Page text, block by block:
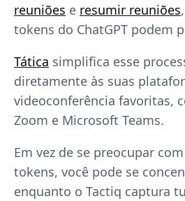
reuniões e resumir reuniões
tokens do ChatGPT podem
Tática simplifica esse
diretamente às suas
videoconferência favoritas,
Zoom e Microsoft Teams.
Em vez de se preocupar
tokens, você pode se
enquanto o Tactiq captura